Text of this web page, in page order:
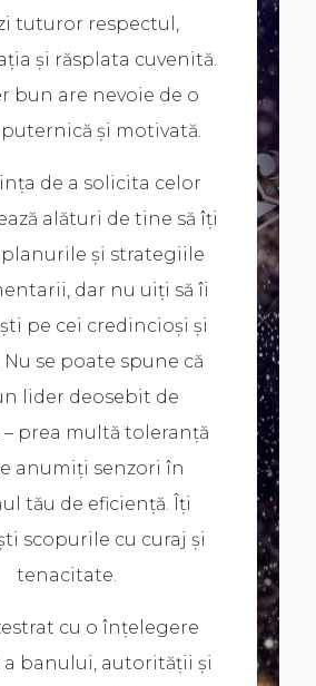
tuturor respectul,
și răsplata cuvenită.
bun are nevoie de o
și motivată.
de a solicita celor
alături de tine să îți
și strategiile
dar nu uiți să îi
pe cei credincioși și
se poate spune că
lider deosebit de
prea multă toleranță
anumiți senzori în
tău de eficiență. Îți
scopurile cu curaj și
tenacitate.
cu o înțelegere
a banului, autorității și